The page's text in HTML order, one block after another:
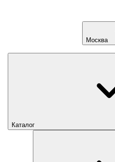
Москва
Каталог